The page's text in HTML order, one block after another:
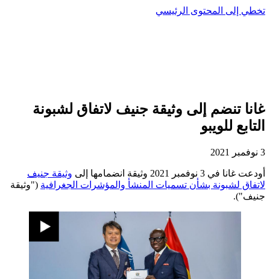
تخطي إلى المحتوى الرئيسي
غانا تنضم إلى وثيقة جنيف لاتفاق لشبونة
التابع للويبو
3 نوفمبر 2021
أودعت غانا في 3 نوفمبر 2021 وثيقة انضمامها إلى
وثيقة جنيف
لاتفاق لشبونة بشأن تسميات المنشأ والمؤشرات الجغرافية ("وثيقة
جنيف").